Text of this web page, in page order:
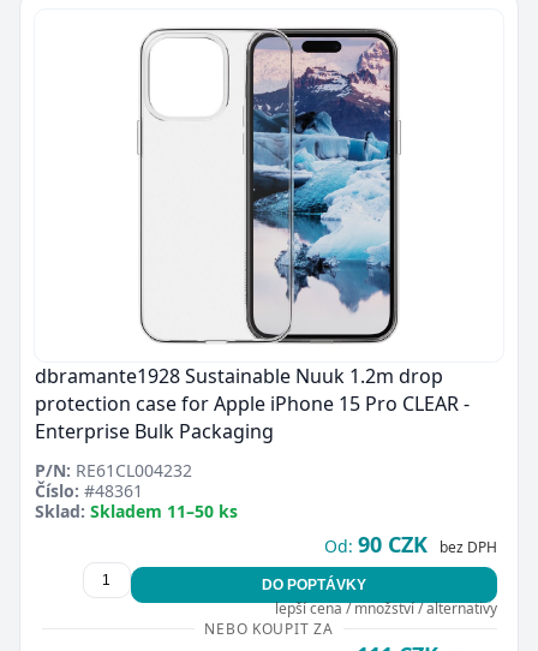
dbramante1928 Sustainable Nuuk 1.2m drop
protection case for Apple iPhone 15 Pro CLEAR -
Enterprise Bulk Packaging
P/N: RE61CL004232
Číslo: #48361
Sklad: Skladem 11–50 ks
Od: 90 CZK bez DPH
DO POPTÁVKY
lepší cena / množství / alternativy
NEBO KOUPIT ZA